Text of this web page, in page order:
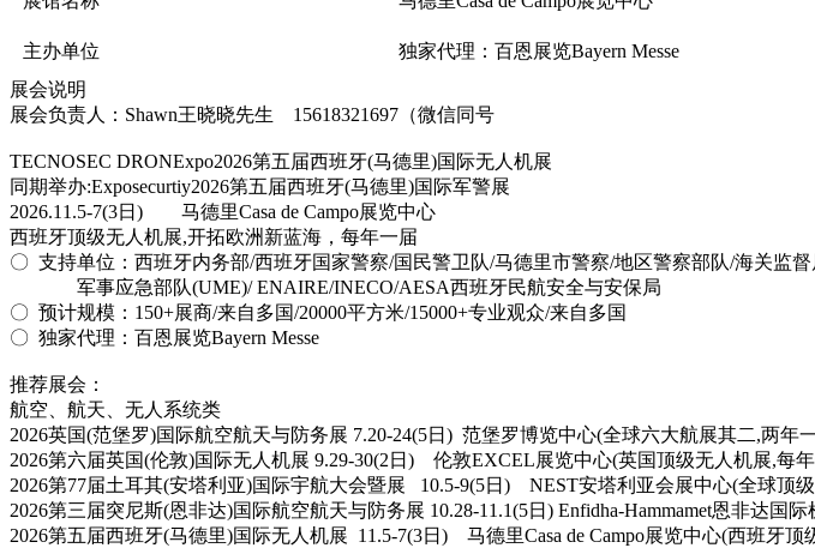
主办单位
独家代理：百恩展览Bayern Messe
展会说明
展会负责人：Shawn王晓晓先生 15618321697（微信同号
TECNOSEC DRONExpo2026第五届西班牙(马德里)国际无人机展
同期举办:Exposecurtiy2026第五届西班牙(马德里)国际军警展
2026.11.5-7(3日) 马德里Casa de Campo展览中心
西班牙顶级无人机展,开拓欧洲新蓝海，每年一届
〇 支持单位：西班牙内务部/西班牙国家警察/国民警卫队/马德里市警察/地区警察部队/海关监督
军事应急部队(UME)/ ENAIRE/INECO/AESA西班牙民航安全与安保局
〇 预计规模：150+展商/来自多国/20000平方米/15000+专业观众/来自多国
〇 独家代理：百恩展览Bayern Messe
推荐展会：
航空、航天、无人系统类
2026英国(范堡罗)国际航空航天与防务展 7.20-24(5日) 范堡罗博览中心(全球六大航展其二,两年
2026第六届英国(伦敦)国际无人机展 9.29-30(2日) 伦敦EXCEL展览中心(英国顶级无人机展,每
2026第77届土耳其(安塔利亚)国际宇航大会暨展 10.5-9(5日) NEST安塔利亚会展中心(全球顶
2026第三届突尼斯(恩非达)国际航空航天与防务展 10.28-11.1(5日) Enfidha-Hammamet恩非达国
2026第五届西班牙(马德里)国际无人机展 11.5-7(3日) 马德里Casa de Campo展览中心(西班牙顶